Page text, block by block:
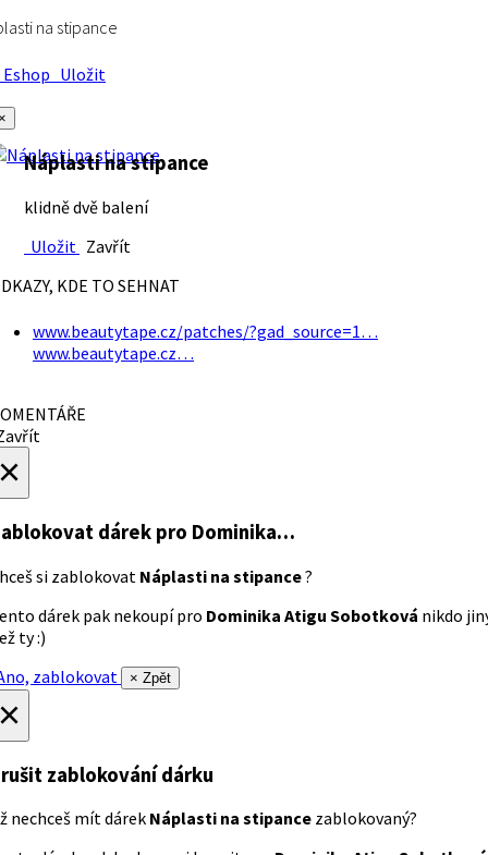
na stipance
Uložit
Náplasti na stipance
klidně dvě balení
Uložit Zavřít
KDE TO SEHNAT
www.beautytape.cz/patches/?gad_source=1…
www.beautytape.cz…
dárek pro Dominika…
si zablokovat Náplasti na stipance?
dárek pak nekoupí pro Dominika Atigu Sobotková nikdo
ty :)
zablokovat
× Zpět
zablokování dárku
nechceš mít dárek Náplasti na stipance zablokovaný?